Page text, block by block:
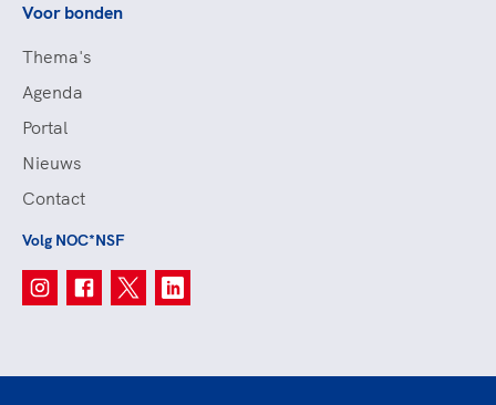
Voor bonden
Thema's
Agenda
Portal
Nieuws
Contact
Volg NOC*NSF